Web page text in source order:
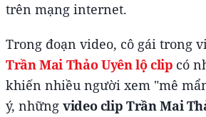
trên mạng internet.
Trong đoạn video, cô gái trong
Trần Mai Thảo Uyên lộ clip có
khiến nhiều người xem "mê
ý, những video clip Trần Mai